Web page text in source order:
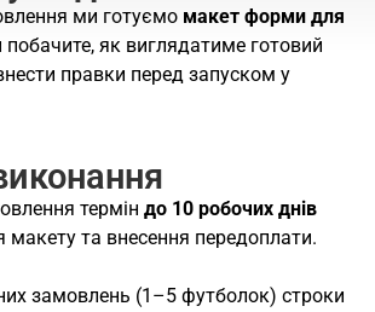
ми готуємо макет форми для
як виглядатиме готовий
правки перед запуском у
термін до 10 робочих днів
макету та внесення передоплати.
замовлень (1–5 футболок) строки